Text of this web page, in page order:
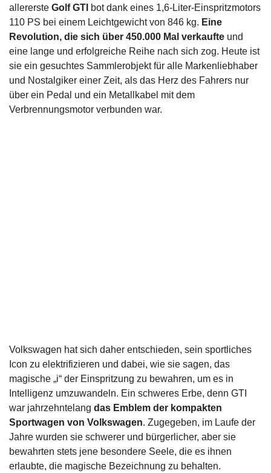
allererste Golf GTI bot dank eines 1,6-Liter-Einspritzmotors
110 PS bei einem Leichtgewicht von 846 kg. Eine
Revolution, die sich über 450.000 Mal verkaufte und
eine lange und erfolgreiche Reihe nach sich zog. Heute ist
sie ein gesuchtes Sammlerobjekt für alle Markenliebhaber
und Nostalgiker einer Zeit, als das Herz des Fahrers nur
über ein Pedal und ein Metallkabel mit dem
Verbrennungsmotor verbunden war.
Volkswagen hat sich daher entschieden, sein sportliches
Icon zu elektrifizieren und dabei, wie sie sagen, das
magische „i“ der Einspritzung zu bewahren, um es in
Intelligenz umzuwandeln. Ein schweres Erbe, denn GTI
war jahrzehntelang das Emblem der kompakten
Sportwagen von Volkswagen. Zugegeben, im Laufe der
Jahre wurden sie schwerer und bürgerlicher, aber sie
bewahrten stets jene besondere Seele, die es ihnen
erlaubte, die magische Bezeichnung zu behalten.